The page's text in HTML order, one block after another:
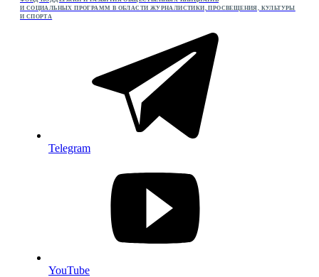
И СОЦИАЛЬНЫХ ПРОГРАММ В ОБЛАСТИ ЖУРНАЛИСТИКИ, ПРОСВЕЩЕНИЯ, КУЛЬТУРЫ
И СПОРТА
Telegram
YouTube